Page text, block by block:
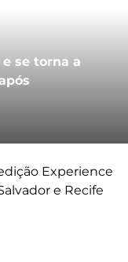
se torna a